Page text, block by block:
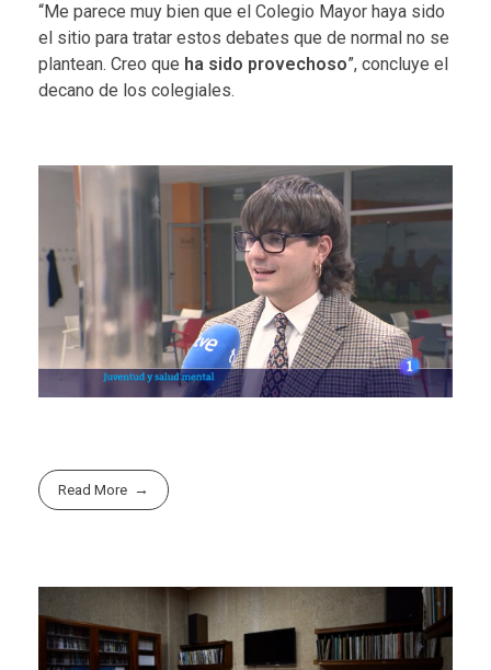
“Me parece muy bien que el Colegio Mayor haya sido
el sitio para tratar estos debates que de normal no se
plantean. Creo que ha sido provechoso”, concluye el
decano de los colegiales.
Read More